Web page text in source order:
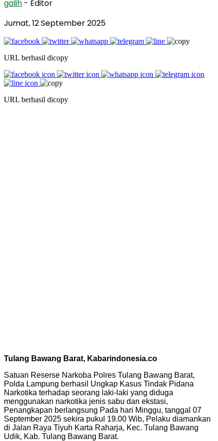
galih - Editor
Jumat, 12 September 2025
URL berhasil dicopy
URL berhasil dicopy
Tulang Bawang Barat, Kabarindonesia.co
Satuan Reserse Narkoba Polres Tulang Bawang Barat,
Polda Lampung berhasil Ungkap Kasus Tindak Pidana
Narkotika terhadap seorang laki-laki yang diduga
menggunakan narkotika jenis sabu dan ekstasi,
Penangkapan berlangsung Pada hari Minggu, tanggal 07
September 2025 sekira pukul 19.00 Wib, Pelaku diamankan
di Jalan Raya Tiyuh Karta Raharja, Kec. Tulang Bawang
Udik, Kab. Tulang Bawang Barat.